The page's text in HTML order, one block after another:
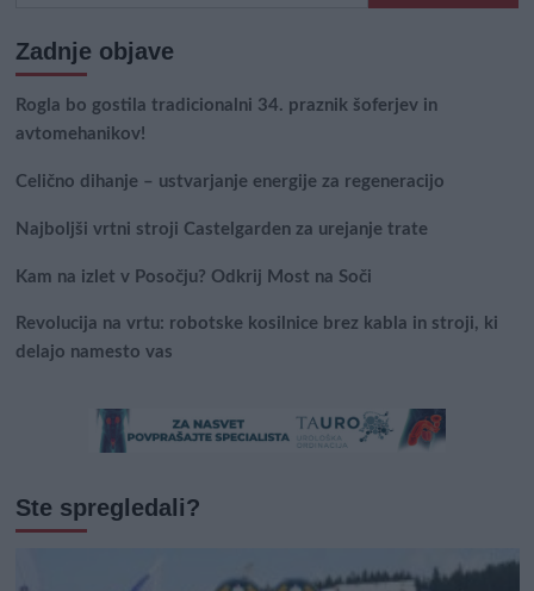
Zadnje objave
Rogla bo gostila tradicionalni 34. praznik šoferjev in
avtomehanikov!
Celično dihanje – ustvarjanje energije za regeneracijo
Najboljši vrtni stroji Castelgarden za urejanje trate
Kam na izlet v Posočju? Odkrij Most na Soči
Revolucija na vrtu: robotske kosilnice brez kabla in stroji, ki
delajo namesto vas
Ste spregledali?